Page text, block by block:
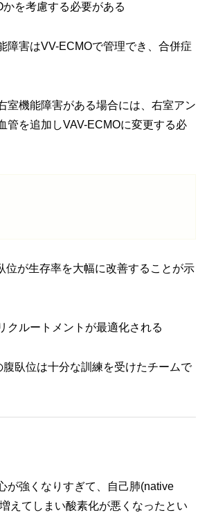
を考慮する必要がある
障害はVV-ECMOで管理でき、合併症
室機能障害がある場合には、右室アン
管を追加しVAV-ECMOに変更する必
位が生存率を大幅に改善することが示
クルートメントが最適化される
臥位は十分な訓練を受けたチームで
が強くなりすぎて、自己肺(native
えてしまい酸素化が悪くなったとい